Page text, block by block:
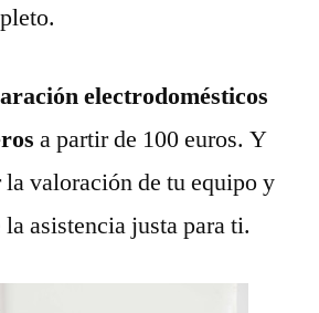
electrodomésticos
a partir de 100 euros. Y
valoración de tu equipo y
asistencia justa para ti.